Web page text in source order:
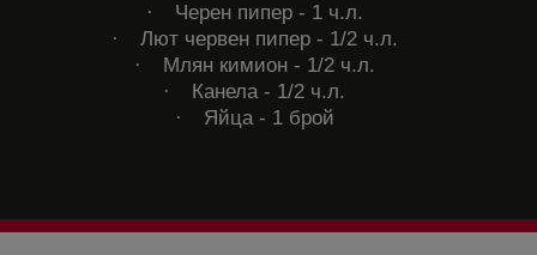
·
Черен пипер - 1 ч.л.
·
Лют червен пипер - 1/2 ч.л.
·
Млян кимион - 1/2 ч.л.
·
Канела - 1/2 ч.л.
·
Яйца - 1 брой